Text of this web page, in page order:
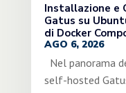
Installazione e
Gatus su
di Docker
AGO 6, 2026
Nel panorama
self-hosted